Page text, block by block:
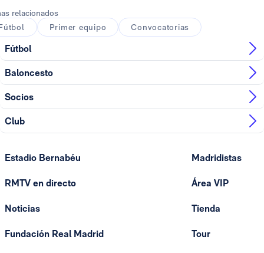
relacionados
Primer equipo Convocatorias
Fútbol
Baloncesto
Socios
Club
Estadio Bernabéu
RMTV en directo
Noticias
Fundación Real Madrid
Madridistas
Área VIP
Tienda
Tour